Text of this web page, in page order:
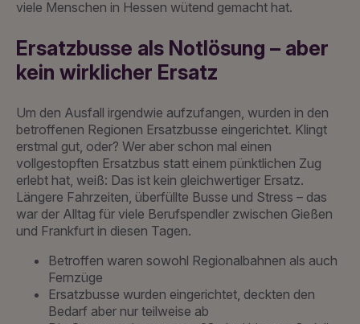
viele Menschen in Hessen wütend gemacht hat.
Ersatzbusse als Notlösung – aber
kein wirklicher Ersatz
Um den Ausfall irgendwie aufzufangen, wurden in den
betroffenen Regionen Ersatzbusse eingerichtet. Klingt
erstmal gut, oder? Wer aber schon mal einen
vollgestopften Ersatzbus statt einem pünktlichen Zug
erlebt hat, weiß: Das ist kein gleichwertiger Ersatz.
Längere Fahrzeiten, überfüllte Busse und Stress – das
war der Alltag für viele Berufspendler zwischen Gießen
und Frankfurt in diesen Tagen.
Betroffen waren sowohl Regionalbahnen als auch
Fernzüge
Ersatzbusse wurden eingerichtet, deckten den
Bedarf aber nur teilweise ab